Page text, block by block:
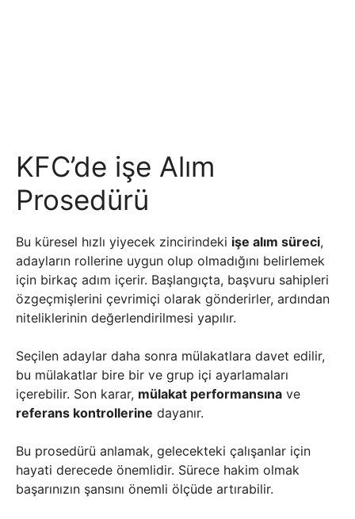
KFC’de işe Alım
Prosedürü
Bu küresel hızlı yiyecek zincirindeki işe alım süreci,
adayların rollerine uygun olup olmadığını belirlemek
için birkaç adım içerir. Başlangıçta, başvuru sahipleri
özgeçmişlerini çevrimiçi olarak gönderirler, ardından
niteliklerinin değerlendirilmesi yapılır.
Seçilen adaylar daha sonra mülakatlara davet edilir,
bu mülakatlar bire bir ve grup içi ayarlamaları
içerebilir. Son karar, mülakat performansına ve
referans kontrollerine dayanır.
Bu prosedürü anlamak, gelecekteki çalışanlar için
hayati derecede önemlidir. Sürece hakim olmak
başarınızın şansını önemli ölçüde artırabilir.